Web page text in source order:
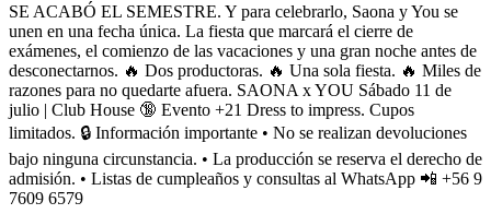
SE ACABÓ EL SEMESTRE. Y para celebrarlo, Saona y You se
unen en una fecha única. La fiesta que marcará el cierre de
exámenes, el comienzo de las vacaciones y una gran noche antes de
desconectarnos. 🔥 Dos productoras. 🔥 Una sola fiesta. 🔥 Miles de
razones para no quedarte afuera. SAONA x YOU Sábado 11 de
julio | Club House 🔞 Evento +21 Dress to impress. Cupos
limitados. 🔒 Información importante • No se realizan devoluciones
bajo ninguna circunstancia. • La producción se reserva el derecho de
admisión. • Listas de cumpleaños y consultas al WhatsApp 📲 +56 9
7609 6579